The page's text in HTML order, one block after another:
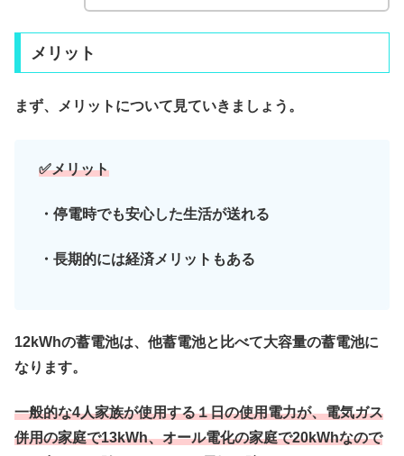
メリット
まず、メリットについて見ていきましょう。
✅メリット
・停電時でも安心した生活が送れる
・長期的には経済メリットもある
12kWhの蓄電池は、他蓄電池と比べて大容量の蓄電池に
なります。
一般的な4人家族が使用する１日の使用電力が、電気ガス
併用の家庭で13kWh、オール電化の家庭で20kWhなので